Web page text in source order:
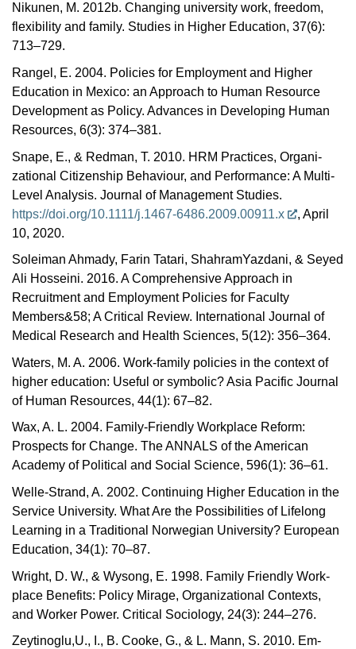
Nikunen, M. 2012b. Changing university work, freedom,
flexibility and family. Studies in Higher Education, 37(6):
713–729.
Rangel, E. 2004. Policies for Employment and Higher
Education in Mexico: an Approach to Human Resource
Development as Policy. Advances in Developing Human
Resources, 6(3): 374–381.
Snape, E., & Redman, T. 2010. HRM Practices, Organi-
zational Citizenship Behaviour, and Performance: A Multi-
Level Analysis. Journal of Management Studies.
https://doi.org/10.1111/j.1467-6486.2009.00911.x
, April
10, 2020.
Soleiman Ahmady, Farin Tatari, ShahramYazdani, & Seyed
Ali Hosseini. 2016. A Comprehensive Approach in
Recruitment and Employment Policies for Faculty
Members&58; A Critical Review. International Journal of
Medical Research and Health Sciences, 5(12): 356–364.
Waters, M. A. 2006. Work-family policies in the context of
higher education: Useful or symbolic? Asia Pacific Journal
of Human Resources, 44(1): 67–82.
Wax, A. L. 2004. Family-Friendly Workplace Reform:
Prospects for Change. The ANNALS of the American
Academy of Political and Social Science, 596(1): 36–61.
Welle-Strand, A. 2002. Continuing Higher Education in the
Service University. What Are the Possibilities of Lifelong
Learning in a Traditional Norwegian University? European
Education, 34(1): 70–87.
Wright, D. W., & Wysong, E. 1998. Family Friendly Work-
place Benefits: Policy Mirage, Organizational Contexts,
and Worker Power. Critical Sociology, 24(3): 244–276.
Zeytinoglu,U., I., B. Cooke, G., & L. Mann, S. 2010. Em-